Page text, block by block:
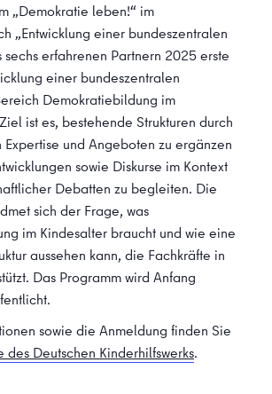
„Demokratie leben!“ im
„Entwicklung einer bundeszentralen
sechs erfahrenen Partnern 2025 erste
einer bundeszentralen
Demokratiebildung im
ist es, bestehende Strukturen durch
Expertise und Angeboten zu ergänzen
sowie Diskurse im Kontext
Debatten zu begleiten. Die
sich der Frage, was
im Kindesalter braucht und wie eine
aussehen kann, die Fachkräfte in
Das Programm wird Anfang
sowie die Anmeldung finden Sie
des Deutschen Kinderhilfswerks.